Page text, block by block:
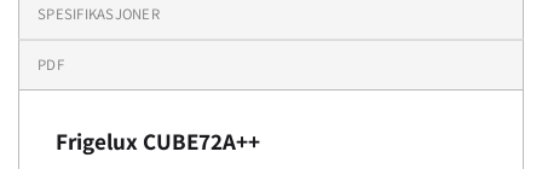
SPESIFIKASJONER
PDF
Frigelux CUBE72A++